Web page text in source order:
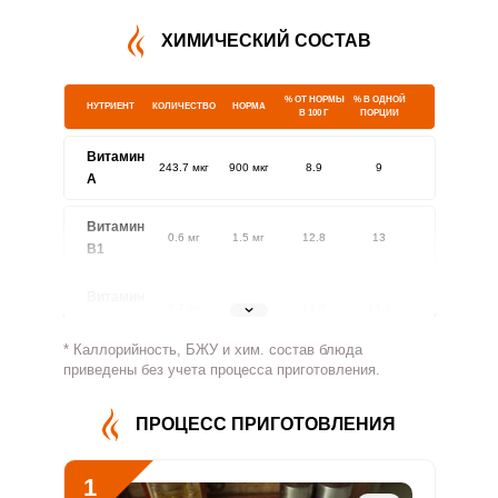
ХИМИЧЕСКИЙ СОСТАВ
НУТРИЕНТ КОЛИЧЕСТВО НОРМА
% ОТ НОРМЫ
В 100 Г
% В ОДНОЙ
ПОРЦИИ
Витамин
A
243.7 мкг 900 мкг 8.9 9
Витамин
В1
0.6 мг 1.5 мг 12.8 13
1.8 мг
Витамин
156 мг 500 мг 10.3 10.4
Витамин
В5
* Каллорийность, БЖУ и хим. состав блюда
приведены без учета процесса приготовления.
ПРОЦЕСС ПРИГОТОВЛЕНИЯ
1